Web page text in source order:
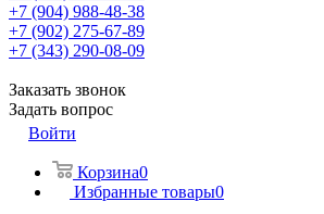
+7 (904) 988-48-38
+7 (902) 275-67-89
+7 (343) 290-08-09
Заказать звонок
Задать вопрос
Войти
Корзина0
Избранные товары0